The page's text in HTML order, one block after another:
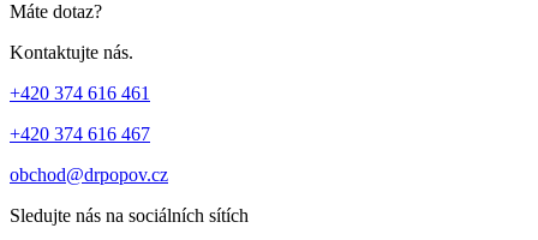
Máte dotaz?
Kontaktujte nás.
+420 374 616 461
+420 374 616 467
obchod@drpopov.cz
Sledujte nás na sociálních sítích